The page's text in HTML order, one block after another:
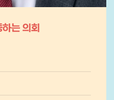
는 의회